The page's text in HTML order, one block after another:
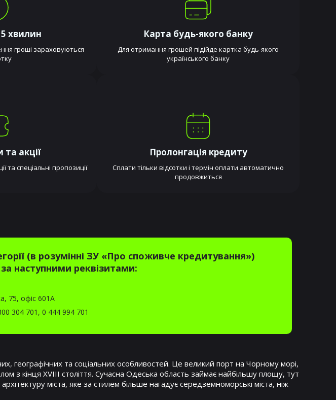
хвилин
гроші зараховуються
Карта будь-якого банку
Для отримання грошей підійде картка будь-якого
українського банку
акції
та спеціальні пропозиції
Пролонгація кредиту
Сплати тільки відсотки і термін оплати автоматично
продовжиться
(в розумінні ЗУ «Про споживче кредитування»)
наступними реквізитами:
75, офіс 601А
304 701 , 0 444 994 701
географічних та соціальних особливостей. Це великий порт на Чорному морі,
з кінця XVIII століття. Сучасна Одеська область займає найбільшу площу, тут
міста, яке за стилем більше нагадує середземноморські міста, ніж